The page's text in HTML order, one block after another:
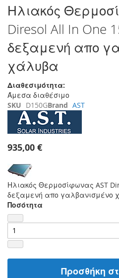
Μετάβαση
στην
αρχή
της
συλλογής
εικόνων
Ηλιακός
Diresol All In One
δεξαμενή απο
χάλυβα
Διαθεσιμότητα:
Άμεσα διαθέσιμο
SKU D150GBrand AST
935,00 €
Ηλιακός Θερμοσίφωνας AST
δεξαμενή απο γαλβανισμένο
Ποσότητα
Προσθήκη